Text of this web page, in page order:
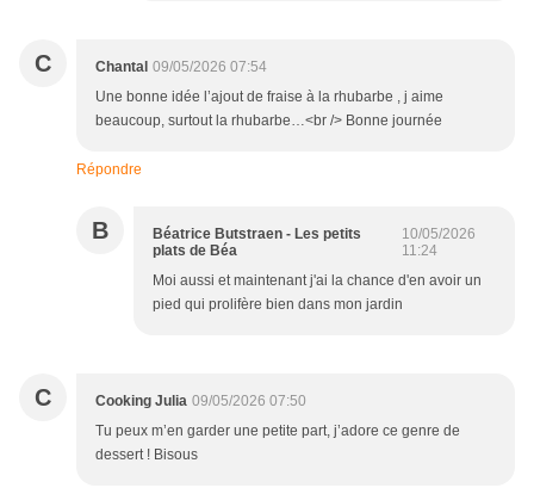
C Chantal 09/05/2026 07:54
Une bonne idée l’ajout de fraise à la rhubarbe , j aime
beaucoup, surtout la rhubarbe…<br /> Bonne journée
Répondre
B
Béatrice Butstraen - Les petits
plats de Béa
10/05/2026
11:24
Moi aussi et maintenant j'ai la chance d'en avoir un
pied qui prolifère bien dans mon jardin
C Cooking Julia 09/05/2026 07:50
Tu peux m’en garder une petite part, j’adore ce genre de
dessert ! Bisous